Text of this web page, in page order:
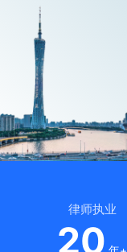
律师执业
20